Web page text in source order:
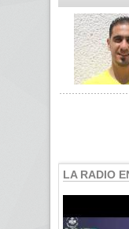
LA RADIO